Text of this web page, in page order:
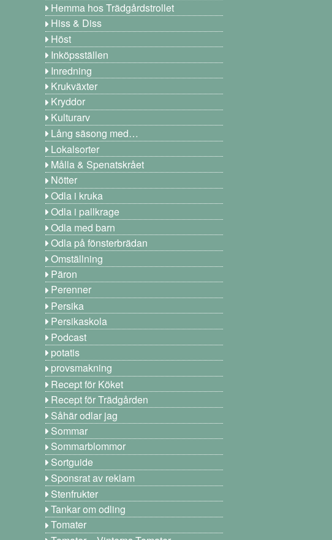
Hemma hos Trädgårdstrollet
Hiss & Diss
Höst
Inköpsställen
Inredning
Krukväxter
Kryddor
Kulturarv
Lång säsong med…
Lokalsorter
Målla & Spenatskrået
Nötter
Odla i kruka
Odla i pallkrage
Odla med barn
Odla på fönsterbrädan
Omställning
Päron
Perenner
Persika
Persikaskola
Podcast
potatis
provsmakning
Recept för Köket
Recept för Trädgården
Såhär odlar jag
Sommar
Sommarblommor
Sortguide
Sponsrat av reklam
Stenfrukter
Tankar om odling
Tomater